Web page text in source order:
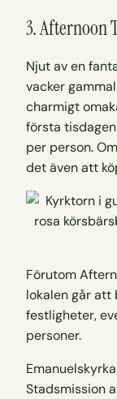
3. Afternoon
Njut av en
vacker
charmigt
första
per person.
det även att
Förutom
lokalen går att
festligheter,
personer.
Stadsmission